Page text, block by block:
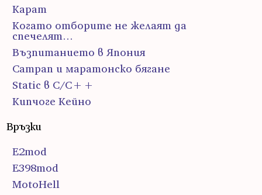
Карат
Когато отборите не желаят да
спечелят…
Възпитанието в Япония
Сатрап и маратонско бягане
Static в C/C++
Кипчоге Кейно
Връзки
E2mod
E398mod
MotoHell